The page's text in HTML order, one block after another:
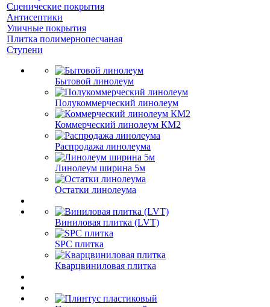
Сценические покрытия
Антисептики
Уличные покрытия
Плитка полимернопесчаная
Ступени
Бытовой линолеум
Полукоммерческий линолеум
Коммерческий линолеум КМ2
Распродажа линолеума
Линолеум ширина 5м
Остатки линолеума
Виниловая плитка (LVT)
SPC плитка
Кварцвиниловая плитка